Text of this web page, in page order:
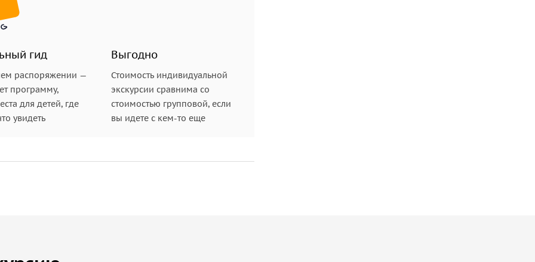
гид
распоряжении —
программу,
для детей, где
увидеть
Выгодно
Стоимость индивидуальной
экскурсии сравнима со
стоимостью групповой, если
вы идете с кем-то еще